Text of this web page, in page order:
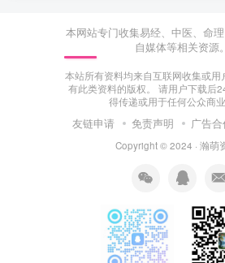
本网站专门收集易经、中医、命理
自媒体等相关资源。
本站所有资料均来自互联网收集或用
有此类资料的版权。 请用户下载后
得传递或用于任何公众商业
友链申请 免责声明 广告合
Copyright © 2024 · 瀚萌